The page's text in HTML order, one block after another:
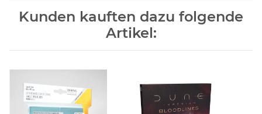
Kunden kauften dazu folgende
Artikel: